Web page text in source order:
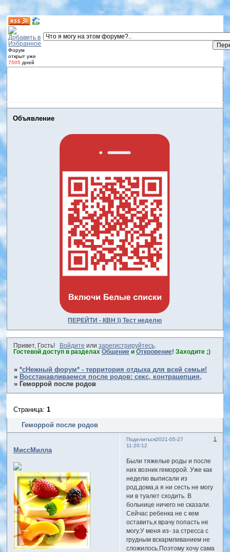
Форум
открыт уже
7505 дней
Объявление
ПЕРЕЙТИ - КВН )) Тест неделю
Привет, Гость! Войдите или зарегистрируйтесь.
Гостевой доступ в разделах Общениеи Откровение! Заходите ;)
»*сНежный форум* - территория отдыха для всей семьи!
» Восстанавливаемся после родов: секс, контрацепция,
» Геморрой после родов
Геморрой после родов
Страница:1
Поделиться 1
2021-05-27
11:20:12
МиссМилла
Были тяжелые роды и после
них возник геморрой. Уже как
неделю выписали из
род.дома,а я ни сесть не могу
ни в туалет сходить. В
больнице ничего не сказали.
Сейчас ребенка не с кем
оставить,к врачу попасть не
могу.У меня из- за стресса с
грудным вскармливанием не
сложилось.Поэтому хочу сама